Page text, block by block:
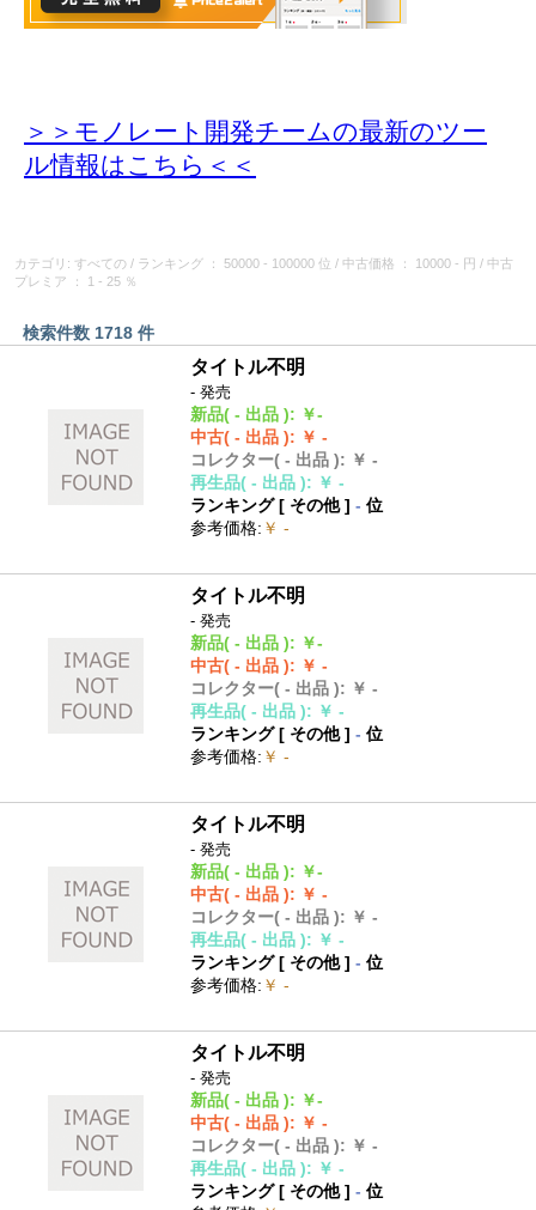
＞＞モノレート開発チームの最新のツー
ル情報はこちら＜＜
カテゴリ: すべての / ランキング ： 50000 - 100000 位 / 中古価格 ： 10000 - 円 / 中古
プレミア
： 1 - 25 ％
検索件数 1718 件
タイトル不明
- 発売
新品( - 出品 ): ￥-
中古( - 出品 ): ￥ -
コレクター( - 出品 ): ￥ -
再生品( - 出品 ): ￥ -
ランキング [ その他]- 位
参考価格: ￥ -
タイトル不明
- 発売
新品( - 出品 ): ￥-
中古( - 出品 ): ￥ -
コレクター( - 出品 ): ￥ -
再生品( - 出品 ): ￥ -
ランキング [ その他]- 位
参考価格: ￥ -
タイトル不明
- 発売
新品( - 出品 ): ￥-
中古( - 出品 ): ￥ -
コレクター( - 出品 ): ￥ -
再生品( - 出品 ): ￥ -
ランキング [ その他]- 位
参考価格: ￥ -
タイトル不明
- 発売
新品( - 出品 ): ￥-
中古( - 出品 ): ￥ -
コレクター( - 出品 ): ￥ -
再生品( - 出品 ): ￥ -
ランキング [ その他]- 位